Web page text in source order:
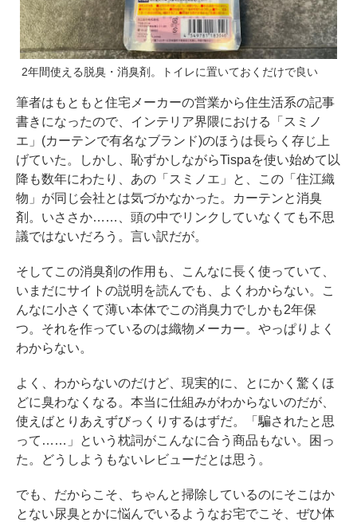
2年間使える脱臭・消臭剤。トイレに置いておくだけで良い
筆者はもともと住宅メーカーの営業から住生活系の記事
書きになったので、インテリア界隈における「スミノ
エ」(カーテンで有名なブランド)のほうは長らく存じ上
げていた。しかし、恥ずかしながらTispaを使い始めて以
降も数年にわたり、あの「スミノエ」と、この「住江織
物」が同じ会社とは気づかなかった。カーテンと消臭
剤。いささか……、頭の中でリンクしていなくても不思
議ではないだろう。言い訳だが。
そしてこの消臭剤の作用も、こんなに長く使っていて、
いまだにサイトの説明を読んでも、よくわからない。こ
んなに小さくて薄い本体でこの消臭力でしかも2年保
つ。それを作っているのは織物メーカー。やっぱりよく
わからない。
よく、わからないのだけど、現実的に、とにかく驚くほ
どに臭わなくなる。本当に仕組みがわからないのだが、
使えばとりあえずびっくりするはずだ。「騙されたと思
って……」という枕詞がこんなに合う商品もない。困っ
た。どうしようもないレビューだとは思う。
でも、だからこそ、ちゃんと掃除しているのにそこはか
とない尿臭とかに悩んでいるようなお宅でこそ、ぜひ体